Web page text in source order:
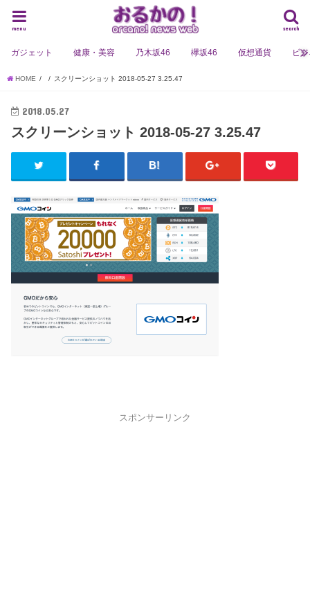
search
menu
ガジェット 健康・美容 乃木坂46 欅坂46 仮想通貨 ビ
HOME スクリーンショット 2018-05-27 3.25.47
2018.05.27
スクリーンショット 2018-05-27 3.25.47
スポンサーリンク